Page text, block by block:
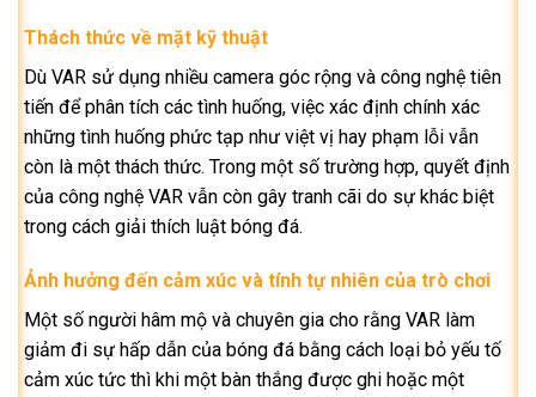
Thách thức về mặt kỹ thuật
Dù VAR sử dụng nhiều camera góc rộng và công nghệ tiên
tiến để phân tích các tình huống, việc xác định chính xác
những tình huống phức tạp như việt vị hay phạm lỗi vẫn
còn là một thách thức. Trong một số trường hợp, quyết định
của công nghệ VAR vẫn còn gây tranh cãi do sự khác biệt
trong cách giải thích luật bóng đá.
Ảnh hưởng đến cảm xúc và tính tự nhiên của trò chơi
Một số người hâm mộ và chuyên gia cho rằng VAR làm
giảm đi sự hấp dẫn của bóng đá bằng cách loại bỏ yếu tố
cảm xúc tức thì khi một bàn thắng được ghi hoặc một